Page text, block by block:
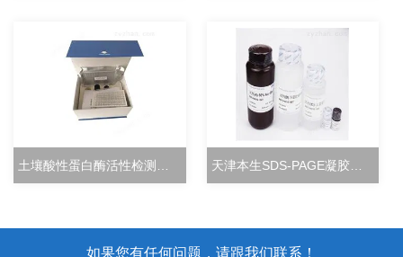
天津本生SDS-PAGE凝胶快速配制试剂盒
如果您有任何问题，请跟我们联系！